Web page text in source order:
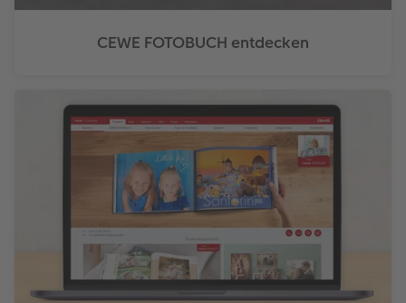
CEWE FOTOBUCH entdecken